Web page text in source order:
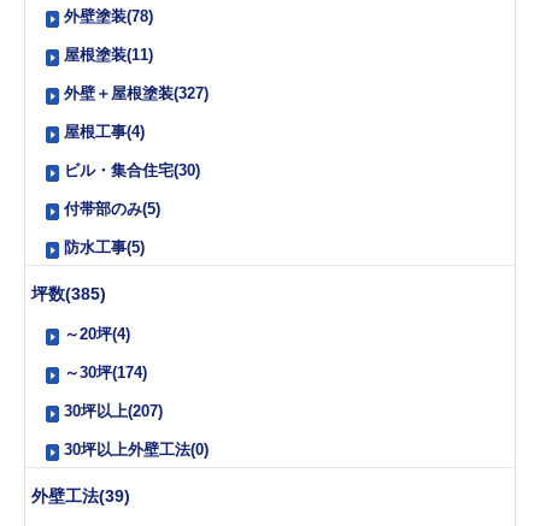
外壁塗装(78)
屋根塗装(11)
外壁＋屋根塗装(327)
屋根工事(4)
ビル・集合住宅(30)
付帯部のみ(5)
防水工事(5)
坪数(385)
～20坪(4)
～30坪(174)
30坪以上(207)
30坪以上外壁工法(0)
外壁工法(39)